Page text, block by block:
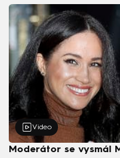
Video
Moderátor se vysmál